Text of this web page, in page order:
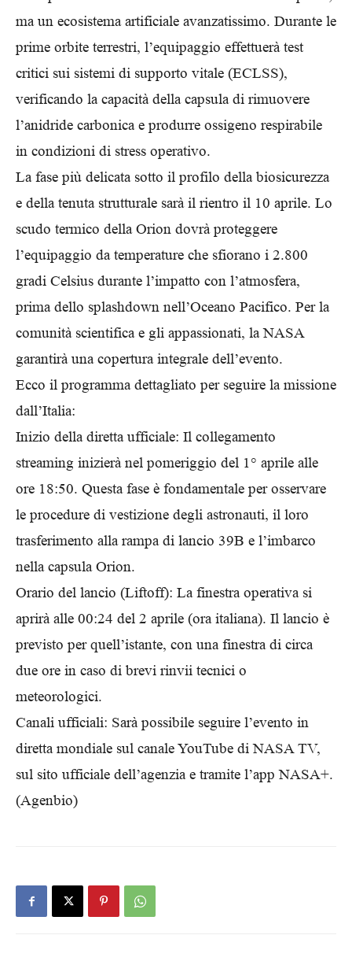
ma un ecosistema artificiale avanzatissimo. Durante le
prime orbite terrestri, l’equipaggio effettuerà test
critici sui sistemi di supporto vitale (ECLSS),
verificando la capacità della capsula di rimuovere
l’anidride carbonica e produrre ossigeno respirabile
in condizioni di stress operativo.
La fase più delicata sotto il profilo della biosicurezza
e della tenuta strutturale sarà il rientro il 10 aprile. Lo
scudo termico della Orion dovrà proteggere
l’equipaggio da temperature che sfiorano i 2.800
gradi Celsius durante l’impatto con l’atmosfera,
prima dello splashdown nell’Oceano Pacifico. Per la
comunità scientifica e gli appassionati, la NASA
garantirà una copertura integrale dell’evento.
Ecco il programma dettagliato per seguire la missione
dall’Italia:
Inizio della diretta ufficiale: Il collegamento
streaming inizierà nel pomeriggio del 1° aprile alle
ore 18:50. Questa fase è fondamentale per osservare
le procedure di vestizione degli astronauti, il loro
trasferimento alla rampa di lancio 39B e l’imbarco
nella capsula Orion.
Orario del lancio (Liftoff): La finestra operativa si
aprirà alle 00:24 del 2 aprile (ora italiana). Il lancio è
previsto per quell’istante, con una finestra di circa
due ore in caso di brevi rinvii tecnici o
meteorologici.
Canali ufficiali: Sarà possibile seguire l’evento in
diretta mondiale sul canale YouTube di NASA TV,
sul sito ufficiale dell’agenzia e tramite l’app NASA+.
(Agenbio)